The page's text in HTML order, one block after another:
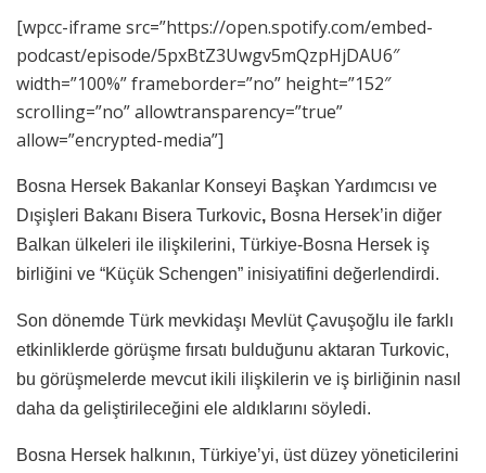
[wpcc-iframe src=”https://open.spotify.com/embed-
podcast/episode/5pxBtZ3Uwgv5mQzpHjDAU6″
width=”100%” frameborder=”no” height=”152″
scrolling=”no” allowtransparency=”true”
allow=”encrypted-media”]
Bosna Hersek Bakanlar Konseyi Başkan Yardımcısı ve
Dışişleri Bakanı Bisera Turkovic, Bosna Hersek’in diğer
Balkan ülkeleri ile ilişkilerini, Türkiye-Bosna Hersek iş
birliğini ve “Küçük Schengen” inisiyatifini değerlendirdi.
Son dönemde Türk mevkidaşı Mevlüt Çavuşoğlu ile farklı
etkinliklerde görüşme fırsatı bulduğunu aktaran Turkovic,
bu görüşmelerde mevcut ikili ilişkilerin ve iş birliğinin nasıl
daha da geliştirileceğini ele aldıklarını söyledi.
Bosna Hersek halkının, Türkiye’yi, üst düzey yöneticilerini